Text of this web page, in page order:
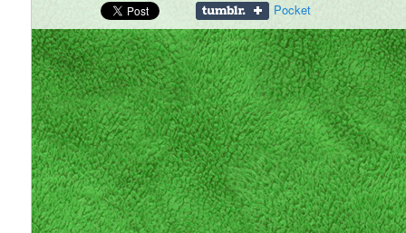
Pocket